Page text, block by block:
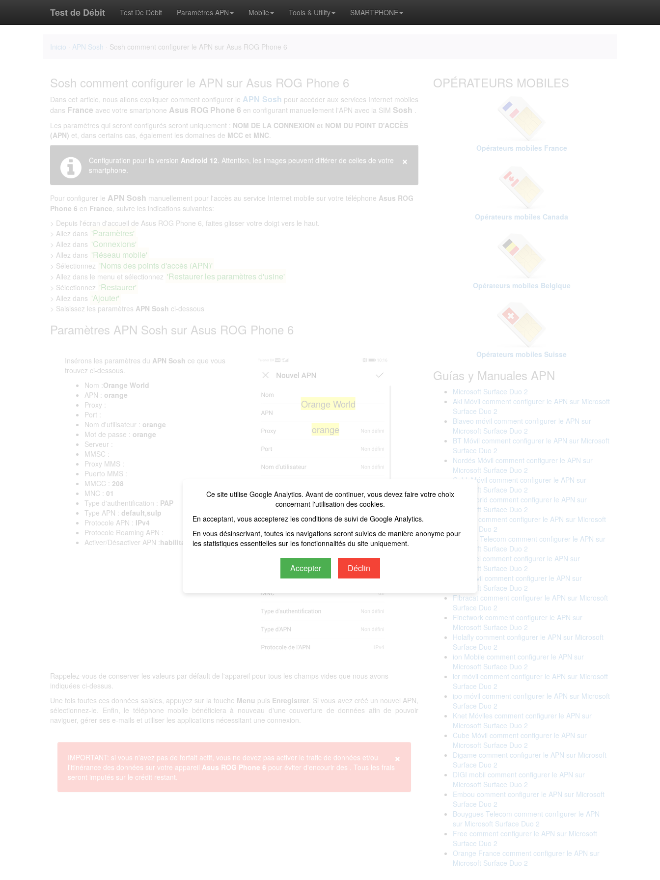
Ce site utilise Google Analytics. Avant de continuer, vous devez faire votre choix
concernant l'utilisation des cookies.
En acceptant, vous accepterez les conditions de suivi de Google Analytics.
En vous désinscrivant, toutes les navigations seront suivies de manière anonyme pour
les statistiques essentielles sur les fonctionnalités du site uniquement.
Accepter Déclin
Test de Débit Test De Débit Paramètres APN Mobile Tools & Utility SMARTPHONE
Inicio APN Sosh · Sosh comment configurer le APN sur Asus ROG Phone 6
Sosh comment configurer le APN sur Asus ROG Phone 6
Dans cet article, nous allons expliquer comment configurer le APN Sosh pour accéder aux services Internet mobiles
dans France avec votre smartphone Asus ROG Phone 6 en configurant manuellement l'APN avec la SIM Sosh .
Les paramètres qui seront configurés seront uniquement : NOM DE LA CONNEXION et NOM DU POINT D'ACCÈS
(APN) et, dans certains cas, également les domaines de MCC et MNC.
×
Configuration pour la version Android 12. Attention, les images peuvent différer de celles de votre
smartphone.
Pour configurer le APN Sosh manuellement pour l'accès au service Internet mobile sur votre téléphone Asus ROG
Phone 6 en France, suivre les indications suivantes:
> Depuis l'écran d'accueil de Asus ROG Phone 6, faites glisser votre doigt vers le haut.
> Allez dans 'Paramètres'
> Allez dans 'Connexions'
> Allez dans 'Réseau mobile'
> Sélectionnez 'Noms des points d'accès (APN)'
> Allez dans le menu et sélectionnez 'Restaurer les paramètres d'usine'
> Sélectionnez 'Restaurer'
> Allez dans 'Ajouter'
> Saisissez les paramètres APN Sosh ci-dessous
Paramètres APN Sosh sur Asus ROG Phone 6
Insérons les paramètres du APN Sosh ce que vous
trouvez ci-dessous.
Nom :Orange World
APN : orange
Proxy :
Port :
Nom d'utilisateur : orange
Mot de passe : orange
Serveur :
MMSC :
Proxy MMS :
Puerto MMS :
MMCC : 208
MNC : 01
Type d'authentification : PAP
Type APN : default,sulp
Protocole APN : IPv4
Protocole Roaming APN :
Activer/Désactiver APN :habilitado
orange
Orange World
Rappelez-vous de conserver les valeurs par défault de l'appareil pour tous les champs vides que nous avons
indiquées ci-dessus.
Une fois toutes ces données saisies, appuyez sur la touche Menu puis Enregistrer. Si vous avez créé un nouvel APN,
sélectionnez-le. Enfin, le téléphone mobile bénéficiera à nouveau d'une couverture de données afin de pouvoir
naviguer, gérer ses e-mails et utiliser les applications nécessitant une connexion.
×
IMPORTANT: si vous n'avez pas de forfait actif, vous ne devez pas activer le trafic de données et/ou
l'itinérance des données sur votre appareil Asus ROG Phone 6 pour éviter d'encourir des . Tous les frais
seront imputés sur le crédit restant.
OPÉRATEURS MOBILES
Opérateurs mobiles France
Opérateurs mobiles Canada
Opérateurs mobiles Belgique
Opérateurs mobiles Suisse
Guías y Manuales APN
Microsoft Surface Duo 2
Aki Móvil comment configurer le APN sur Microsoft
Surface Duo 2
Blaveo móvil comment configurer le APN sur
Microsoft Surface Duo 2
BT Móvil comment configurer le APN sur Microsoft
Surface Duo 2
Nordés Móvil comment configurer le APN sur
Microsoft Surface Duo 2
CableMóvil comment configurer le APN sur
Microsoft Surface Duo 2
Cableworld comment configurer le APN sur
Microsoft Surface Duo 2
Cellhire comment configurer le APN sur Microsoft
Surface Duo 2
Correos Telecom comment configurer le APN sur
Microsoft Surface Duo 2
Euskaltel comment configurer le APN sur
Microsoft Surface Duo 2
Eva Móvil comment configurer le APN sur
Microsoft Surface Duo 2
Fibracat comment configurer le APN sur Microsoft
Surface Duo 2
Finetwork comment configurer le APN sur
Microsoft Surface Duo 2
Holafly comment configurer le APN sur Microsoft
Surface Duo 2
ion Mobile comment configurer le APN sur
Microsoft Surface Duo 2
lcr móvil comment configurer le APN sur Microsoft
Surface Duo 2
ipo móvil comment configurer le APN sur Microsoft
Surface Duo 2
Knet Móviles comment configurer le APN sur
Microsoft Surface Duo 2
Cube Móvil comment configurer le APN sur
Microsoft Surface Duo 2
Digame comment configurer le APN sur Microsoft
Surface Duo 2
DIGI mobil comment configurer le APN sur
Microsoft Surface Duo 2
Embou comment configurer le APN sur Microsoft
Surface Duo 2
Bouygues Telecom comment configurer le APN
sur Microsoft Surface Duo 2
Free comment configurer le APN sur Microsoft
Surface Duo 2
Orange France comment configurer le APN sur
Microsoft Surface Duo 2